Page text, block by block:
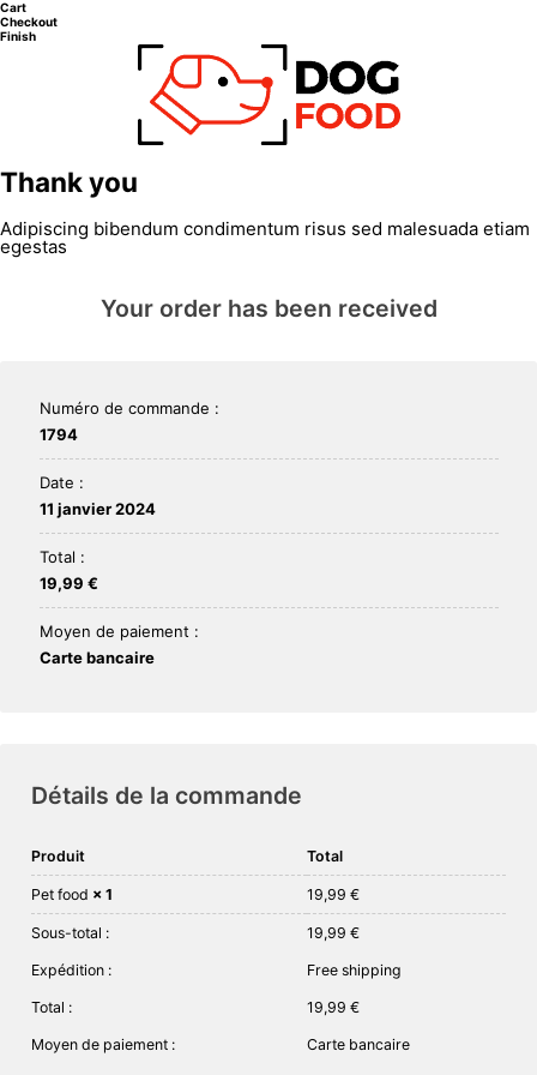
Cart
Checkout
Finish
Thank you
Adipiscing bibendum condimentum risus sed malesuada etiam
egestas
Your order has been received
Numéro de commande :
1794
Date :
11 janvier 2024
Total :
19,99 €
Moyen de paiement :
Carte bancaire
Détails de la commande
Produit Total
Pet food × 1 19,99 €
Sous-total : 19,99 €
Expédition : Free shipping
Total : 19,99 €
Moyen de paiement : Carte bancaire